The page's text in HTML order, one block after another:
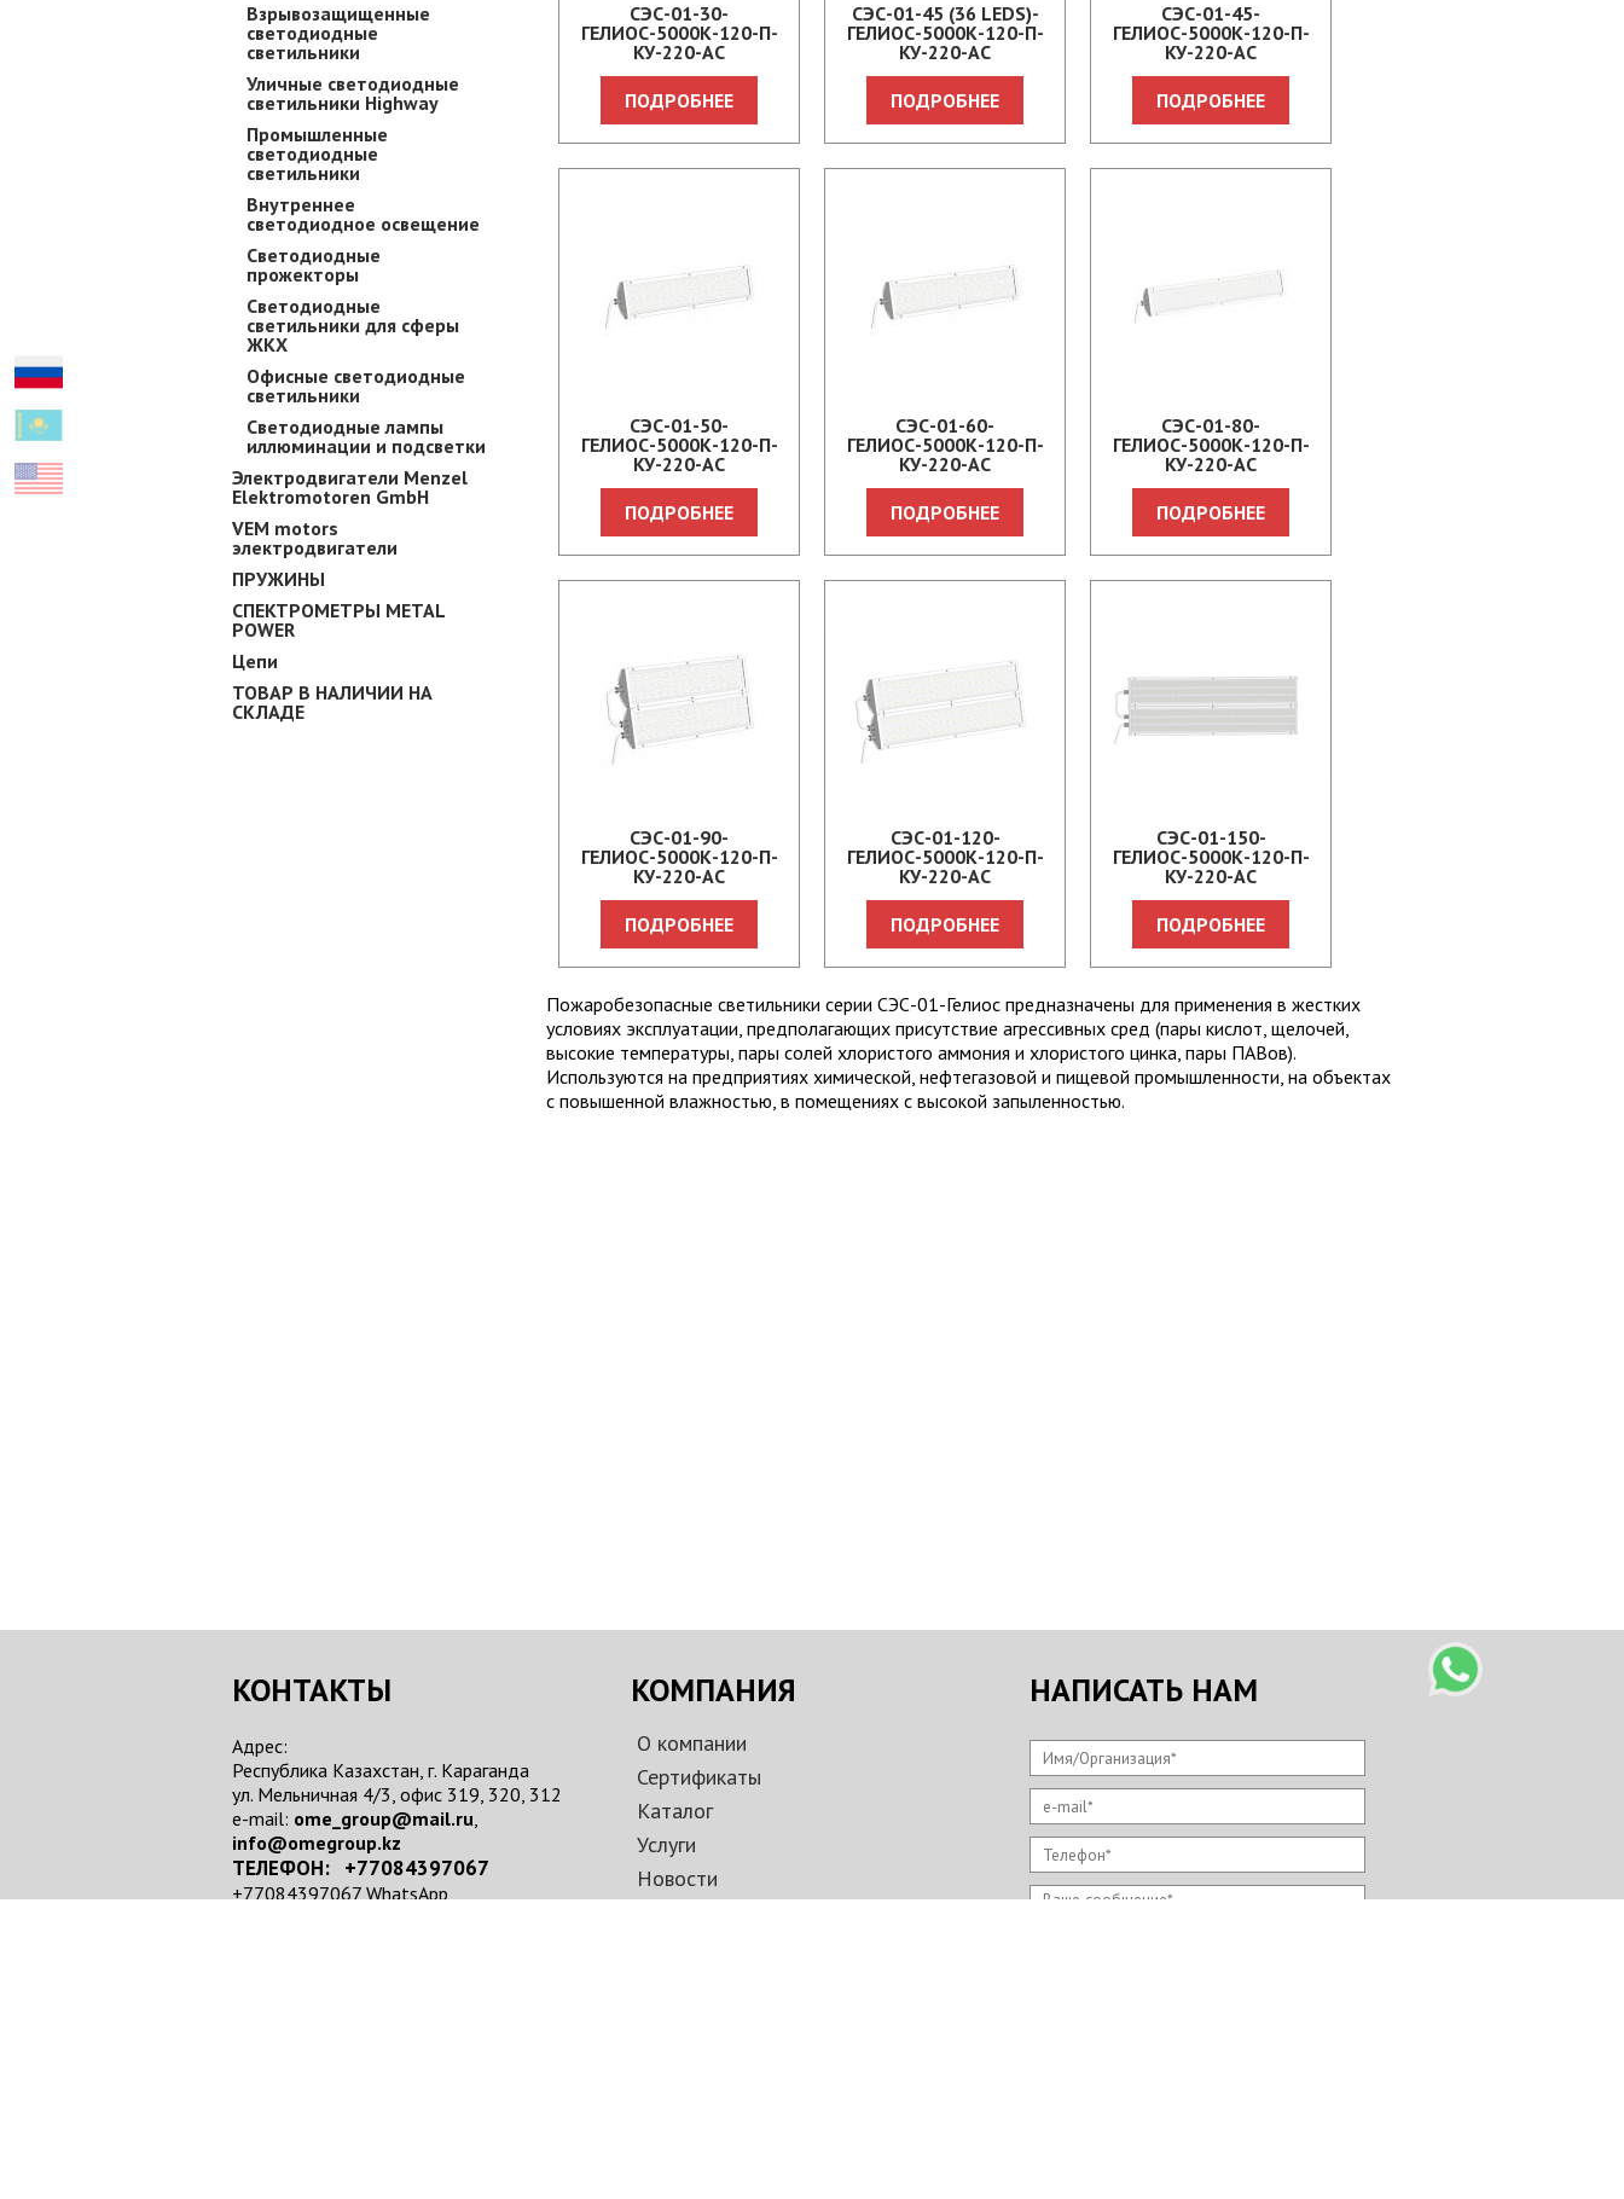
Взрывозащищенные
светодиодные
светильники
Уличные светодиодные
светильники Highway
Промышленные
светодиодные
светильники
Внутреннее
светодиодное освещение
Светодиодные
прожекторы
Светодиодные
светильники для сферы
ЖКХ
Офисные светодиодные
светильники
Светодиодные лампы
иллюминации и подсветки
Электродвигатели Menzel
Elektromotoren GmbH
VEM motors
электродвигатели
ПРУЖИНЫ
СПЕКТРОМЕТРЫ METAL
POWER
Цепи
ТОВАР В НАЛИЧИИ НА
СКЛАДЕ
СЭС-01-30-
ГЕЛИОС-5000К-120-П-
КУ-220-АС
ПОДРОБНЕЕ
СЭС-01-45 (36 LEDS)-
ГЕЛИОС-5000К-120-П-
КУ-220-АС
ПОДРОБНЕЕ
СЭС-01-45-
ГЕЛИОС-5000К-120-П-
КУ-220-АС
ПОДРОБНЕЕ
СЭС-01-50-
ГЕЛИОС-5000К-120-П-
КУ-220-АС
ПОДРОБНЕЕ
СЭС-01-60-
ГЕЛИОС-5000К-120-П-
КУ-220-АС
ПОДРОБНЕЕ
СЭС-01-80-
ГЕЛИОС-5000К-120-П-
КУ-220-АС
ПОДРОБНЕЕ
СЭС-01-90-
ГЕЛИОС-5000К-120-П-
КУ-220-АС
ПОДРОБНЕЕ
СЭС-01-120-
ГЕЛИОС-5000К-120-П-
КУ-220-АС
ПОДРОБНЕЕ
СЭС-01-150-
ГЕЛИОС-5000К-120-П-
КУ-220-АС
ПОДРОБНЕЕ
Пожаробезопасные светильники серии CЭС-01-Гелиос предназначены для применения в жестких
условиях эксплуатации, предполагающих присутствие агрессивных сред (пары кислот, щелочей,
высокие температуры, пары солей хлористого аммония и хлористого цинка, пары ПАВов).
Используются на предприятиях химической, нефтегазовой и пищевой промышленности, на объектах
с повышенной влажностью, в помещениях с высокой запыленностью.
КОНТАКТЫ
Адрес:
Республика Казахстан, г. Караганда
ул. Мельничная 4/3, офис 319, 320, 312
e-mail: ome_group@mail.ru,
info@omegroup.kz
ТЕЛЕФОН: +77084397067
+77084397067 WhatsApp
КОМПАНИЯ
О компании
Сертификаты
Каталог
Услуги
Новости
НАПИСАТЬ НАМ
Имя/Организация*
e-mail*
Телефон*
Ваше сообщение